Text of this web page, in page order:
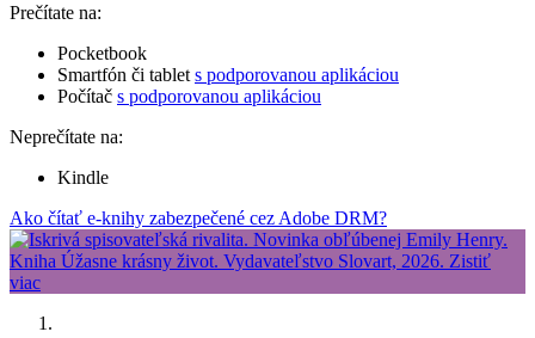
Prečítate na:
Pocketbook
Smartfón či tablet s podporovanou aplikáciou
Počítač s podporovanou aplikáciou
Neprečítate na:
Kindle
Ako čítať e-knihy zabezpečené cez Adobe DRM?